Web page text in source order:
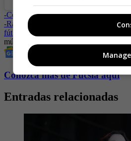
-Cómo Silvana Rozo rompió los
-Rauw Alejandro presenta un nuevo
fútbol de cara al Mundial 2026
música
Conozca más de Fucsia aquí
Entradas relacionadas